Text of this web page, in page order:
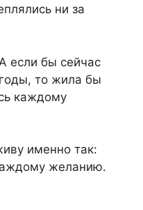
ни за
если бы сейчас
то жила бы
каждому
именно так:
желанию.